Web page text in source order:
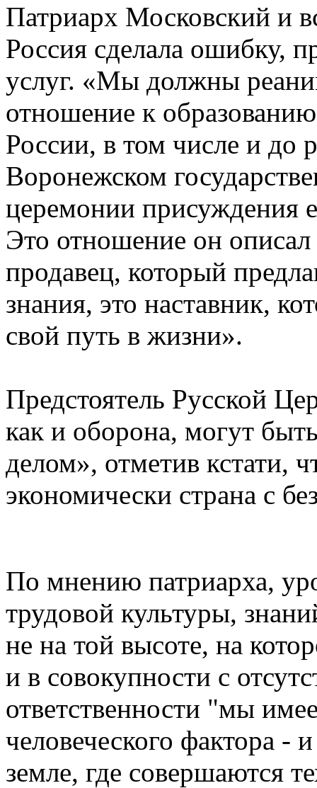
Патриарх Московский и
Россия сделала ошибку,
услуг. «Мы должны
отношение к
России, в том числе и до
Воронежском
церемонии присуждения
Это отношение он описал
продавец, который
знания, это наставник,
свой путь в жизни».
Предстоятель Русской
как и оборона, могут
делом», отметив кстати,
экономически страна с
По мнению патриарха,
трудовой культуры,
не на той высоте, на
и в совокупности с
ответственности "мы
человеческого фактора -
земле, где совершаются